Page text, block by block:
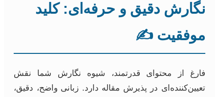
نگارش دقیق و حرفه‌ای: کلید
موفقیت ✍️
فارغ از محتوای قدرتمند، شیوه نگارش شما نقش
تعیین‌کننده‌ای در پذیرش مقاله دارد. زبانی واضح، دقیق،